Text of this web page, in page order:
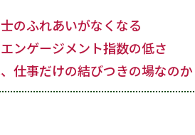
のふれあいがなくなる
ンゲージメント指数の低さ
仕事だけの結びつきの場なのか